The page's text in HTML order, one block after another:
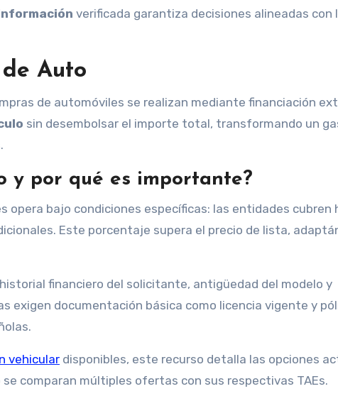
verificada garantiza decisiones alineadas con
Auto
de automóviles se realizan mediante financiación
sin desembolsar el importe total, transformando un
y por qué es importante?
opera bajo condiciones específicas: las entidades cubren
Este porcentaje supera el precio de lista,
financiero del solicitante, antigüedad del modelo y
exigen documentación básica como licencia vigente y
vehicular disponibles, este recurso detalla las opciones
comparan múltiples ofertas con sus respectivas TAEs.